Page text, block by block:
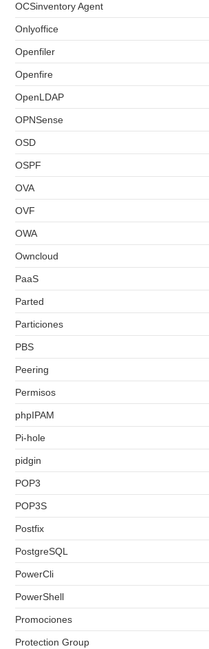
OCSinventory Agent
Onlyoffice
Openfiler
Openfire
OpenLDAP
OPNSense
OSD
OSPF
OVA
OVF
OWA
Owncloud
PaaS
Parted
Particiones
PBS
Peering
Permisos
phpIPAM
Pi-hole
pidgin
POP3
POP3S
Postfix
PostgreSQL
PowerCli
PowerShell
Promociones
Protection Group